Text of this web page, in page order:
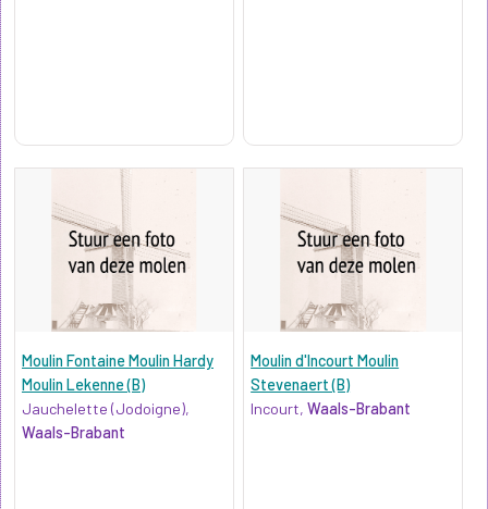
Moulin Fontaine Moulin Hardy
Moulin Lekenne (B)
Jauchelette (Jodoigne),
Waals-Brabant
Moulin d'Incourt Moulin
Stevenaert (B)
Incourt,Waals-Brabant